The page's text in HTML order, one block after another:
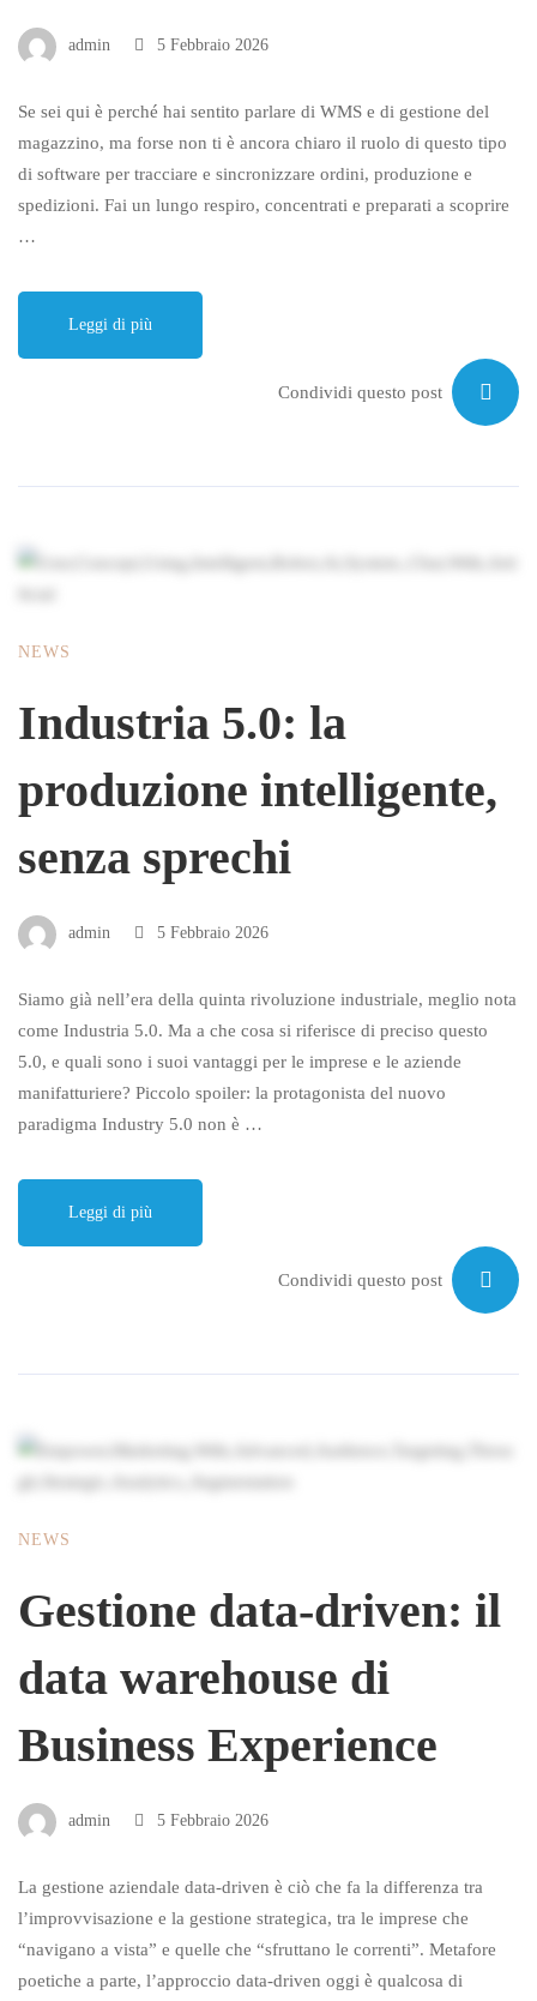
admin 5 Febbraio 2026
Se sei qui è perché hai sentito parlare di WMS e di gestione del
magazzino, ma forse non ti è ancora chiaro il ruolo di questo tipo
di software per tracciare e sincronizzare ordini, produzione e
spedizioni. Fai un lungo respiro, concentrati e preparati a scoprire
…
Leggi di più
Condividi questo post
NEWS
Industria 5.0: la
produzione intelligente,
senza sprechi
admin 5 Febbraio 2026
Siamo già nell’era della quinta rivoluzione industriale, meglio nota
come Industria 5.0. Ma a che cosa si riferisce di preciso questo
5.0, e quali sono i suoi vantaggi per le imprese e le aziende
manifatturiere? Piccolo spoiler: la protagonista del nuovo
paradigma Industry 5.0 non è …
Leggi di più
Condividi questo post
NEWS
Gestione data-driven: il
data warehouse di
Business Experience
admin 5 Febbraio 2026
La gestione aziendale data-driven è ciò che fa la differenza tra
l’improvvisazione e la gestione strategica, tra le imprese che
“navigano a vista” e quelle che “sfruttano le correnti”. Metafore
poetiche a parte, l’approccio data-driven oggi è qualcosa di